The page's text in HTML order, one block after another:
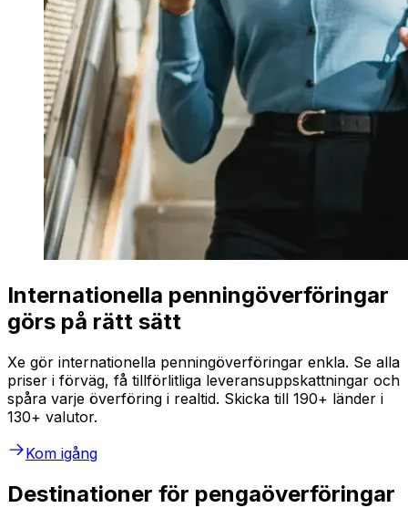
Internationella penningöverföringar
görs på rätt sätt
Xe gör internationella penningöverföringar enkla. Se alla
priser i förväg, få tillförlitliga leveransuppskattningar och
spåra varje överföring i realtid. Skicka till 190+ länder i
130+ valutor.
Kom igång
Destinationer för pengaöverföringar